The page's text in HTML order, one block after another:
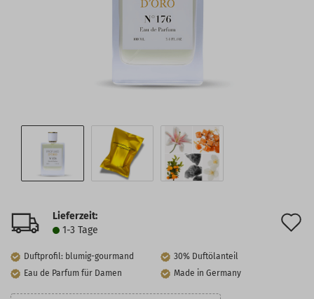
Lieferzeit:
1-3 Tage
Duftprofil: blumig-gourmand
30% Duftölanteil
Eau de Parfum für Damen
Made in Germany